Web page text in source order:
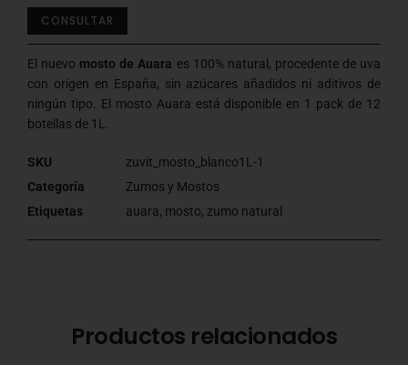
CONSULTAR
El nuevo mosto de Auara es 100% natural, procedente de uva
con origen en España, sin azúcares añadidos ni aditivos de
ningún tipo. El mosto Auara está disponible en 1 pack de 12
botellas de 1L.
SKU
zuvit_mosto_blanco1L-1
Categoría
Zumos y Mostos
Etiquetas
auara, mosto, zumo natural
Productos relacionados